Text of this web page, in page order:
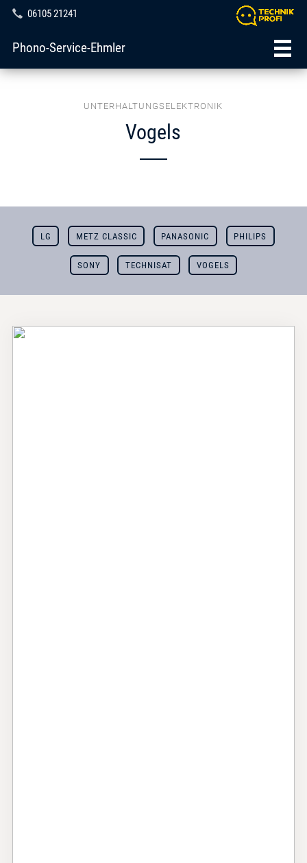
06105 21241
Phono-Service-Ehmler
UNTERHALTUNGSELEKTRONIK
Vogels
LG METZ CLASSIC PANASONIC PHILIPS
SONY TECHNISAT VOGELS